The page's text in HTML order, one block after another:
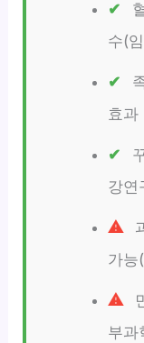
수(
효
강연
가능
부과